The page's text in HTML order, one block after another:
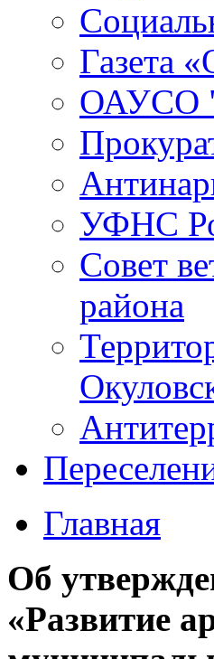
Газета
ОАУСО
УФНС
Совет
района
Главная
Об
«Развитие